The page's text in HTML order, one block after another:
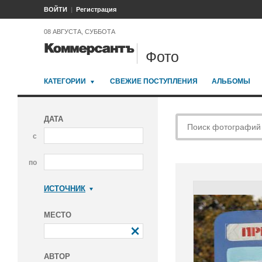
ВОЙТИ Регистрация
08 АВГУСТА, СУББОТА
Фото
КАТЕГОРИИ СВЕЖИЕ ПОСТУПЛЕНИЯ АЛЬБОМЫ
ДАТА
с
по
ИСТОЧНИК
МЕСТО
АВТОР